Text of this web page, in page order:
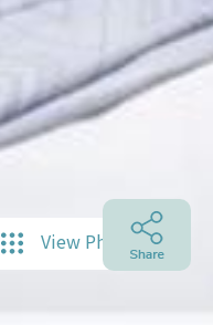
View Photos